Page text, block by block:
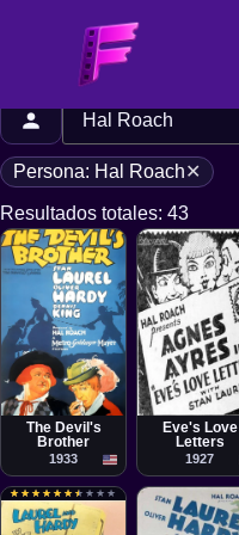
Persona: Hal Roach✕
Resultados totales: 43
Película
Hal Roach,
Charley Rogers
The Devil's
Brother
1933
Cortometraje
Leo McCarey
Eve's Love
Letters
1927
★
★ ★
★ ★
★ ★
★ ★
★ ★
★ ★
★ ★
★ ★
★ ★
★